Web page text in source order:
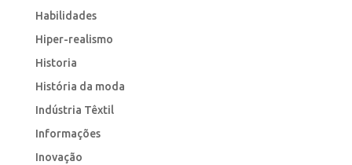
Habilidades
Hiper-realismo
Historia
História da moda
Indústria Têxtil
Informações
Inovação